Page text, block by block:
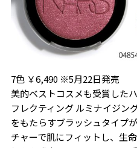
7色 ￥6,490 ※5月22日発売
美的ベストコスメも受賞した
フレクティング ルミナイジン
をもたらすブラッシュタイプ
チャーで肌にフィットし、生